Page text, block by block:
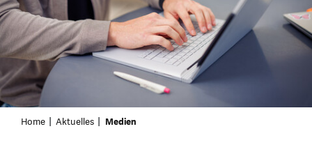
Home Aktuelles Medien